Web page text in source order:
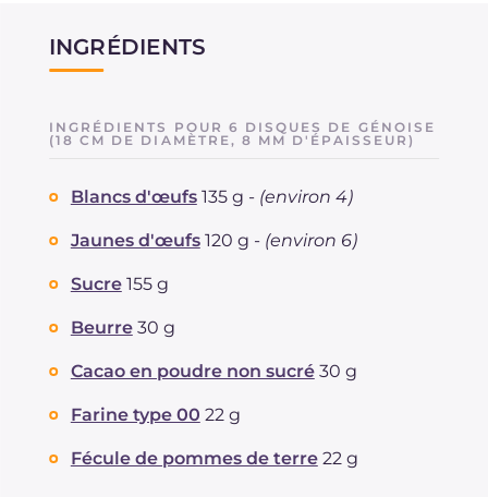
INGRÉDIENTS
INGRÉDIENTS POUR 6 DISQUES DE GÉNOISE
(18 CM DE DIAMÈTRE, 8 MM D'ÉPAISSEUR)
Blancs d'œufs 135 g - (environ 4)
Jaunes d'œufs 120 g - (environ 6)
Sucre 155 g
Beurre 30 g
Cacao en poudre non sucré 30 g
Farine type 00 22 g
Fécule de pommes de terre 22 g